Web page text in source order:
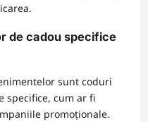
de cadou specifice
sunt coduri
specifice, cum ar fi
promoționale.